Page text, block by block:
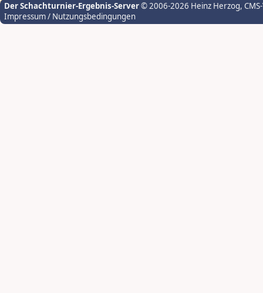
Der Schachturnier-Ergebnis-Server© 2006-2026 Heinz Herzog,
Impressum / Nutzungsbedingungen